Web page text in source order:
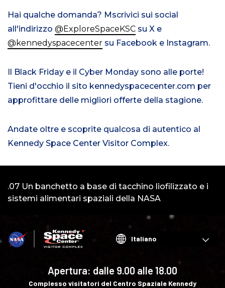
Hai qualche domanda? Mscrivici sui social
all'indirizzo @ExploreSpaceKSC su X e
@kennedyspacecenter su Facebook e Instagram.
Il Black Friday e il Cyber Monday sono alle porte!
Tieni d'occhio il sito kennedyspacecenter.com per
approfittare delle migliori offerte della stagione.
Andate oltre e scoprite qualcosa di autentico al
Kennedy Space Center Visitor Complex.
Video:
1
.07 Un banchetto a base di tacchino liofilizzato e i
sistemi alimentari spaziali della NASA
Choose
language
Apertura: dalle 9.00 alle 18.00
Complesso visitatori del Centro Spaziale Kennedy